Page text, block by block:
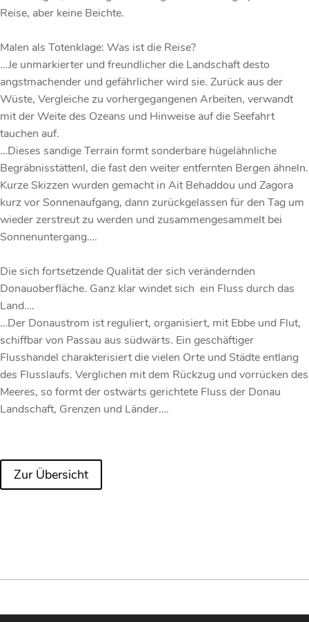
Reise, aber keine Beichte.
Malen als Totenklage: Was ist die Reise?
…Je unmarkierter und freundlicher die Landschaft desto
angstmachender und gefährlicher wird sie. Zurück aus der
Wüste, Vergleiche zu vorhergegangenen Arbeiten, verwandt
mit der Weite des Ozeans und Hinweise auf die Seefahrt
tauchen auf.
…Dieses sandige Terrain formt sonderbare hügelähnliche
Begräbnisstättenl, die fast den weiter entfernten Bergen ähneln.
Kurze Skizzen wurden gemacht in Ait Behaddou und Zagora
kurz vor Sonnenaufgang, dann zurückgelassen für den Tag um
wieder zerstreut zu werden und zusammengesammelt bei
Sonnenuntergang….
Die sich fortsetzende Qualität der sich verändernden
Donauoberfläche. Ganz klar windet sich ein Fluss durch das
Land….
…Der Donaustrom ist reguliert, organisiert, mit Ebbe und Flut,
schiffbar von Passau aus südwärts. Ein geschäftiger
Flusshandel charakterisiert die vielen Orte und Städte entlang
des Flusslaufs. Verglichen mit dem Rückzug und vorrücken des
Meeres, so formt der ostwärts gerichtete Fluss der Donau
Landschaft, Grenzen und Länder….
Zur Übersicht